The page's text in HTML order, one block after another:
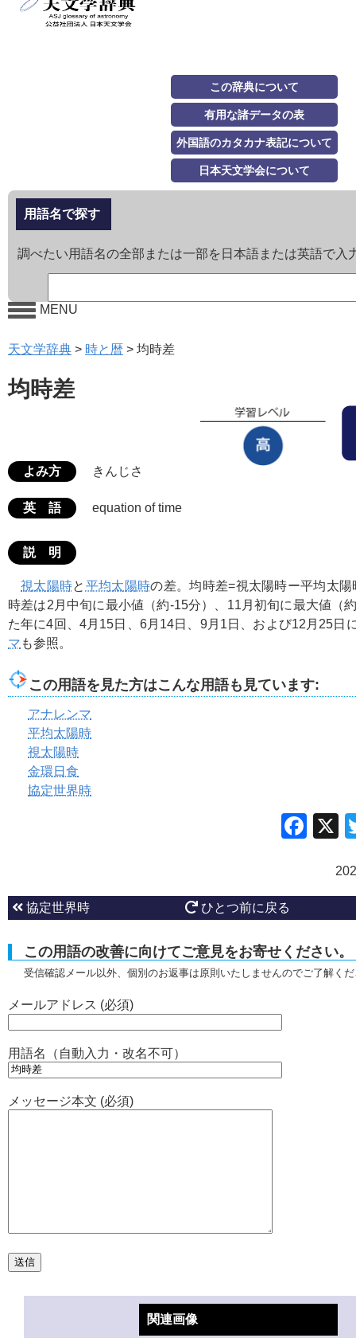
この辞典について
有用な諸データの表
外国語のカタカナ表記について
日本天文学会について
用語名で探す
調べたい用語名の全部または一部を日本語または英語で入
MENU
天文学辞典 > 時と暦 > 均時差
均時差
よみ方 きんじさ
英 語 equation of time
説 明
視太陽時と 平均太陽時の差。均時差=視太陽時ー平均太
時差は2月中旬に最小値（約-15分）、11月初旬に最大値（
た年に4回、4月15日、6月14日、9月1日、および12月25日
マ も参照。
この用語を見た方はこんな用語も見ています:
アナレンマ
平均太陽時
視太陽時
金環日食
協定世界時
協定世界時 ひとつ前に戻る
この用語の改善に向けてご意見をお寄せください。
受信確認メール以外、個別のお返事は原則いたしませんのでご了解く
メールアドレス (必須)
用語名（自動入力・改名不可）
メッセージ本文 (必須)
関連画像